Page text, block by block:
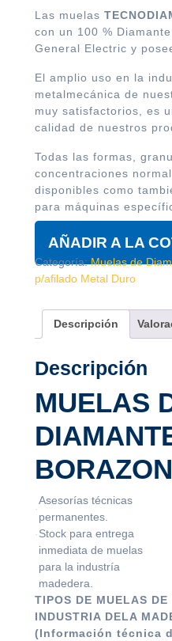
Las muelas
con un 100 %
General Electric y
El amplio uso en la
metalmecánica de
muy satisfactorios, es
calidad de nuestros
Todas las formas,
concentraciones
disponibles como
para máquinas
AÑADIR A LA
Categoría:Muelas de
p/afilado Metal Duro
Descripción
Descripción
MUELAS
BORAZON
Asesorías técnicas
permanentes.
Stock para entrega
inmediata de muelas
para la industría
madedera.
TIPOS DE MUELAS
INDUSTRIA DELA
(Información técnica